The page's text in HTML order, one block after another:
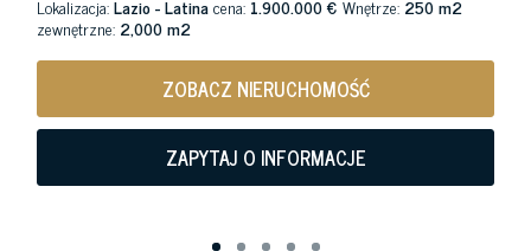
Lokalizacja:Lazio - Latinacena: 1.900.000 € Wnętrze: 250 m2
zewnętrzne: 2,000 m2
ZOBACZ NIERUCHOMOŚĆ
ZAPYTAJ O INFORMACJE